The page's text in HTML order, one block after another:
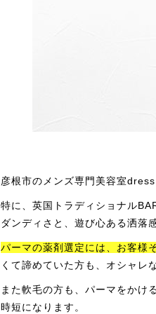
彦根市のメンズ専門美容室
特に、英国トラディショナル
ダンディさと、遊び心ある洒落
パーマの薬剤選定には、お客様
くて諦めていた方も、オシャレ
また軟毛の方も、パーマをかけ
時短になります。